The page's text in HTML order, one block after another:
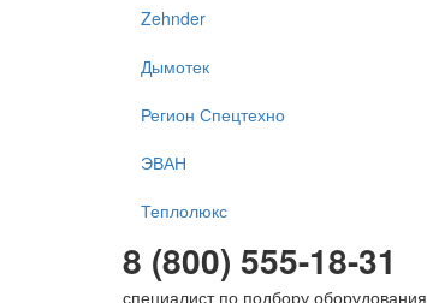
Zehnder
Дымотек
Регион Спецтехно
ЭВАН
Теплолюкс
8 (800) 555-18-31
специалист по подбору оборудования